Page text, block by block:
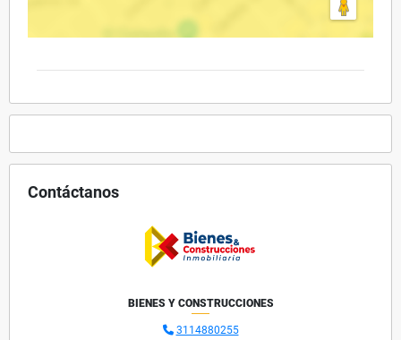
Contáctanos
BIENES Y CONSTRUCCIONES
3114880255